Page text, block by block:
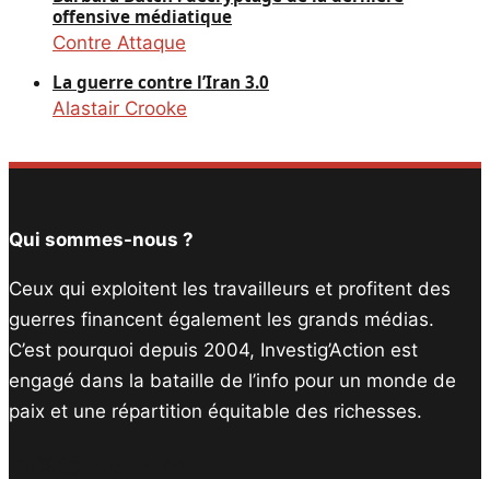
offensive médiatique
Contre Attaque
La guerre contre l’Iran 3.0
Alastair Crooke
Qui sommes-nous ?
Ceux qui exploitent les travailleurs et profitent des
guerres financent également les grands médias.
C’est pourquoi depuis 2004, Investig’Action est
engagé dans la bataille de l’info pour un monde de
paix et une répartition équitable des richesses.